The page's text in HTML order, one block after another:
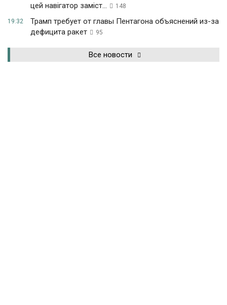
цей навігатор заміст...
148
19:32
Трамп требует от главы Пентагона объяснений из-за
дефицита ракет
95
Все новости